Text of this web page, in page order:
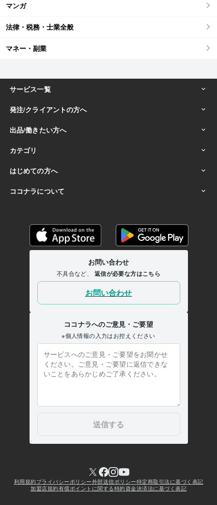
マンガ
法律・税務・士業全般
マネー・副業